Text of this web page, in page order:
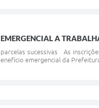
A
sucessivas As
emergencial da